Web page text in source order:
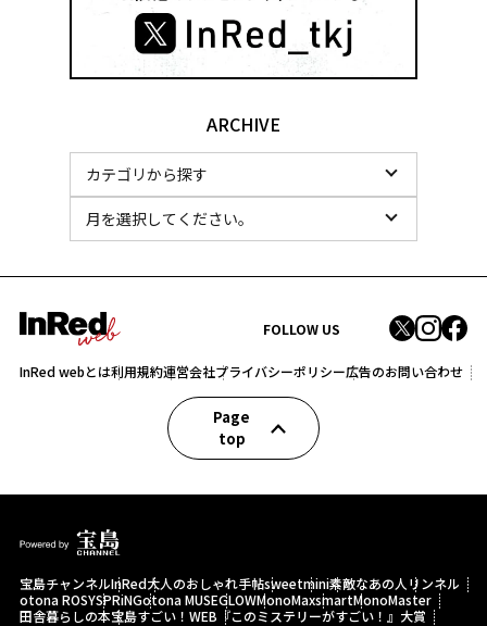
ARCHIVE
FOLLOW US
InRed webとは利用規約運営会社プライバシーポリシー広告のお問い合わせ
Page
top
宝島チャンネルInRed大人のおしゃれ手帖sweetmini素敵なあの人 リンネル
otona ROSYSPRiNGotona MUSEGLOWMonoMaxsmartMonoMaster
田舎暮らしの本宝島すごい！WEB 『このミステリーがすごい！』大賞